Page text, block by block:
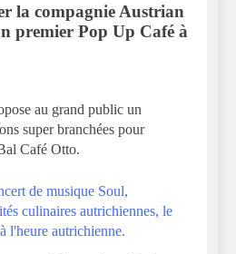
la compagnie Austrian
premier Pop Up Café à
au grand public un
super branchées pour
Café Otto.